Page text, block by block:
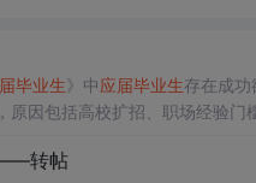
毕业生》中应届毕业生存在成
因包括高校扩招、职场经验门
转帖